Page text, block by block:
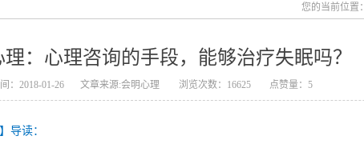
您的当前位置：
理：心理咨询的手段，能够治疗失眠吗？
：2018-01-26 文章来源:会明心理 浏览次数：16625 点赞量：5
导读：